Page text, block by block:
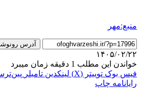
منبع:مهر
آدرس
۱۴۰۵/۰۲/۲۲
خواندن این مطلب 1 دقیقه زمان میبرد
فیس بوک توییتر (X) لینکدین ‫تامبلر
رایانامه چاپ